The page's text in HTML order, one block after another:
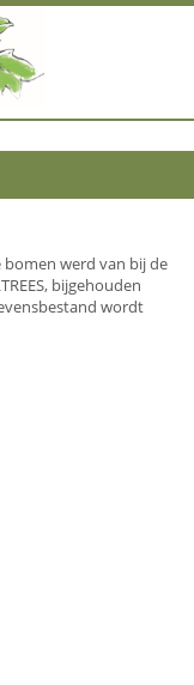
bomen werd van bij de
bijgehouden
wordt